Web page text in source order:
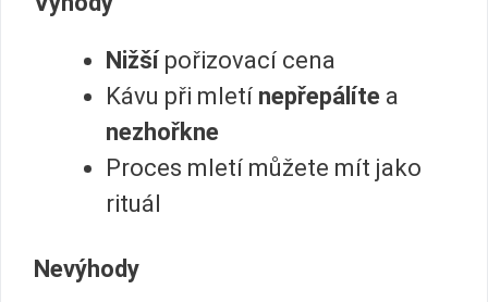
Nižší pořizovací cena
Kávu při mletí nepřepálíte a
nezhořkne
Proces mletí můžete mít jako
rituál
Nevýhody